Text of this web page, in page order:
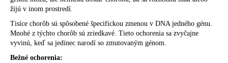
žijú v inom prostredí.
Tisíce chorôb sú spôsobené špecifickou zmenou v DNA jedného génu.
Mnohé z týchto chorôb sú zriedkavé. Tieto ochorenia sa zvyčajne
vyvinú, keď sa jedinec narodí so zmutovaným génom.
Bežné ochorenia: